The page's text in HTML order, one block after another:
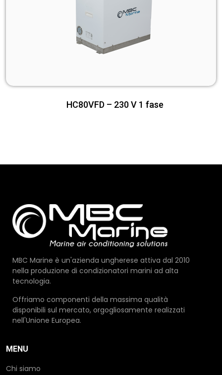
HC80VFD – 230 V 1 fase
MBC Marine è un'azienda ungherese attiva dal 2010
nella produzione di condizionatori marini ad alta
tecnologia.
Offriamo componenti della massima qualità
disponibili sul mercato, orgogliosamente realizzati
nell'Unione Europea.
MENU
Chi siamo